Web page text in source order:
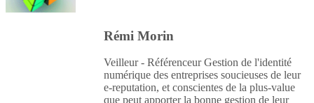
Rémi Morin
Veilleur - Référenceur Gestion de l'identité
numérique des entreprises soucieuses de leur
e-reputation, et conscientes de la plus-value
que peut apporter la bonne gestion de leur